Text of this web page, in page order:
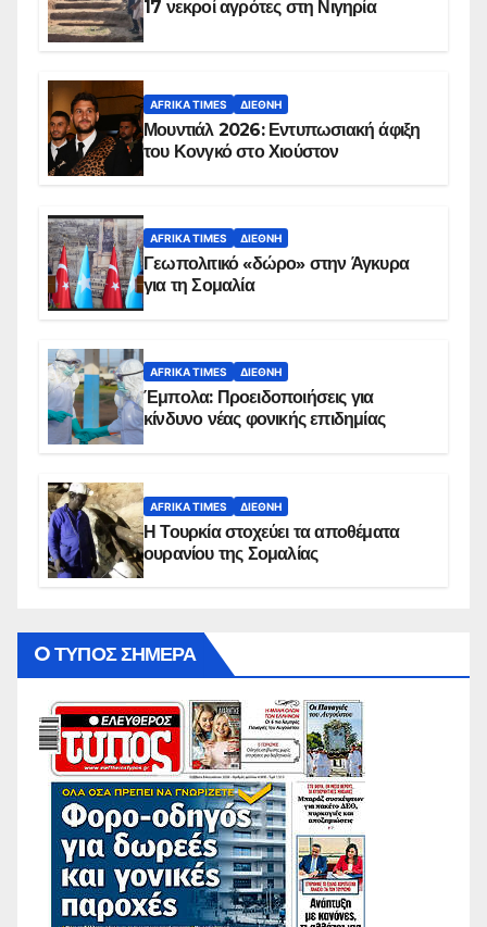
17 νεκροί αγρότες στη Νιγηρία
AFRIKA TIMES ΔΙΕΘΝΉ
Μουντιάλ 2026: Εντυπωσιακή άφιξη
του Κονγκό στο Χιούστον
AFRIKA TIMES ΔΙΕΘΝΉ
Γεωπολιτικό «δώρο» στην Άγκυρα
για τη Σομαλία
AFRIKA TIMES ΔΙΕΘΝΉ
Έμπολα: Προειδοποιήσεις για
κίνδυνο νέας φονικής επιδημίας
AFRIKA TIMES ΔΙΕΘΝΉ
Η Τουρκία στοχεύει τα αποθέματα
ουρανίου της Σομαλίας
O ΤΥΠΟΣ ΣΗΜΕΡΑ